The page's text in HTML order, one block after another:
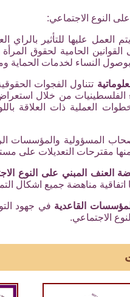
النوع الاجتماعي:
العمل عليها للتأثير
الحامية لحقوق
بوصول النساء لخدمات الحماية
تتناول الفجوات
من خلال استعراض
العملية ذات العلاقة
المسؤولية والمؤسسات
مقترحات التعديلات على
العنف المبني على النوع
اتفاقية مناهضة جميع اشكال
القاعدية في جهود
الاجتماعي.